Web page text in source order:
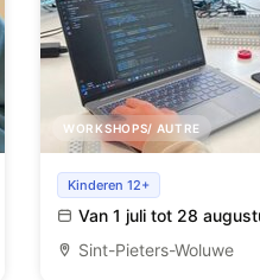
WORKSHOPS/ AUTRE
Python kamp
Kinderen 12+
Van 1 juli tot 28
Sint-Pieters-Woluwe